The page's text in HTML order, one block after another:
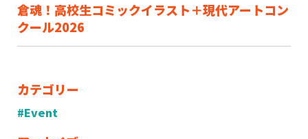
カテゴリー
#Event
倉魂！高校生コミックイラスト＋現代アートコン
クール2026